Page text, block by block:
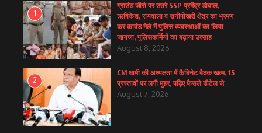
1
ग्राउंड जीरो पर उतरे SSP प्रमेंद्र डोबाल,
ऋषिकेश, रायवाला व रानीपोखरी क्षेत्र का भ्रमण
कर कावंड मेले में पुलिस व्यवस्थाओं का लिया
जायजा, पुलिसकर्मियों का बढ़ाया उत्साह
August 8, 2026
2
CM धामी की अध्यक्षता में कैबिनेट बैठक खत्म, 15
प्रस्तावों पर लगी मुहर, पढ़िए फैसले डीटेल से
August 7, 2026